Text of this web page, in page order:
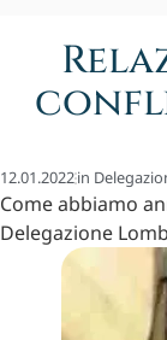
12.01.2022in
Come abbiamo
Delegazione